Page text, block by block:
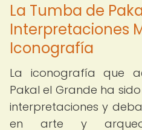
La Tumba de
Interpretaciones
Iconografía
La iconografía que
Pakal el Grande ha
interpretaciones y
en arte y